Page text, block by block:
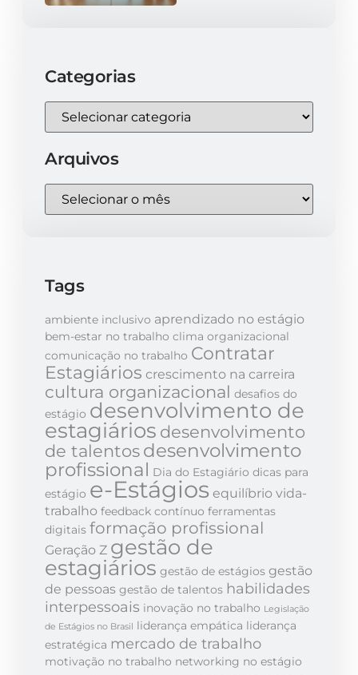
Categorias
Arquivos
Tags
ambiente inclusivo aprendizado no estágio
bem-estar no trabalho clima organizacional
comunicação no trabalho Contratar
Estagiários crescimento na carreira
cultura organizacional desafios do
estágio desenvolvimento de
estagiários desenvolvimento
de talentos desenvolvimento
profissional Dia do Estagiário dicas para
estágio e-Estágios equilíbrio vida-
trabalho feedback contínuo ferramentas
digitais formação profissional
Geração Z gestão de
estagiários gestão de estágios gestão
de pessoas gestão de talentos habilidades
interpessoais inovação no trabalho Legislação
de Estágios no Brasil liderança empática liderança
estratégica mercado de trabalho
motivação no trabalho networking no estágio